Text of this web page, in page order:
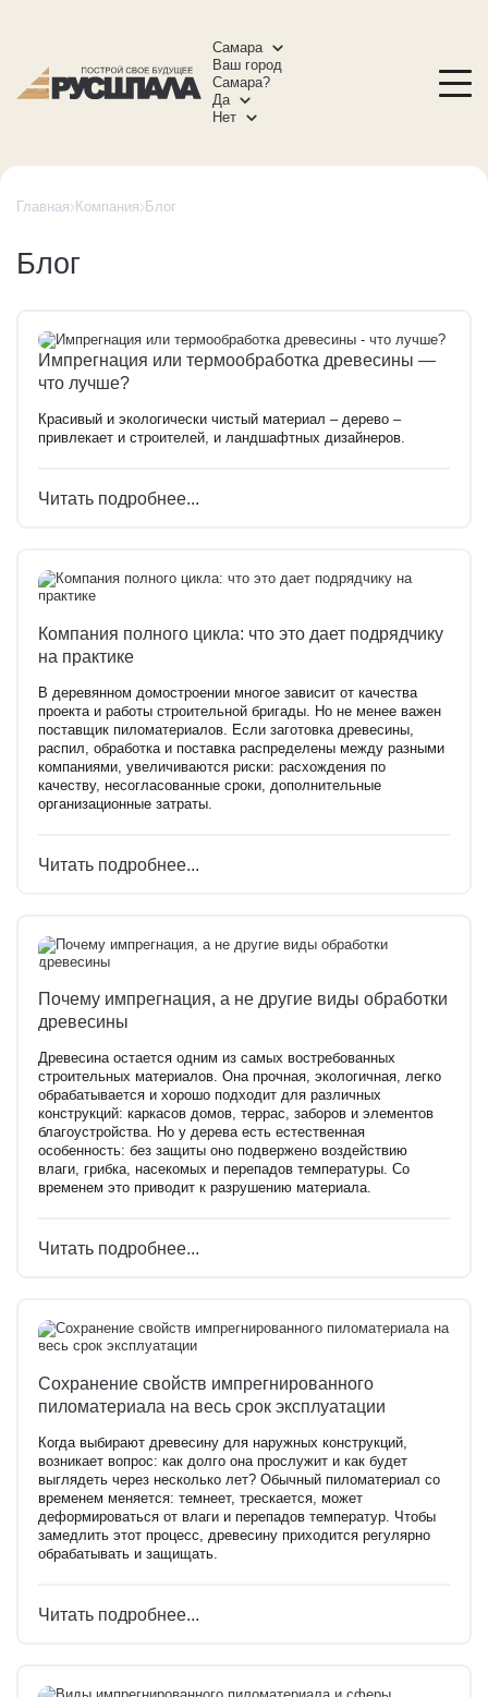
Самара
Ваш город
Самара?
Да
Нет
Главная Компания Блог
Блог
Импрегнация или термообработка древесины —
что лучше?
Красивый и экологически чистый материал – дерево –
привлекает и строителей, и ландшафтных дизайнеров.
Читать подробнее...
Компания полного цикла: что это дает подрядчику
на практике
В деревянном домостроении многое зависит от качества
проекта и работы строительной бригады. Но не менее важен
поставщик пиломатериалов. Если заготовка древесины,
распил, обработка и поставка распределены между разными
компаниями, увеличиваются риски: расхождения по
качеству, несогласованные сроки, дополнительные
организационные затраты.
Читать подробнее...
Почему импрегнация, а не другие виды обработки
древесины
Древесина остается одним из самых востребованных
строительных материалов. Она прочная, экологичная, легко
обрабатывается и хорошо подходит для различных
конструкций: каркасов домов, террас, заборов и элементов
благоустройства. Но у дерева есть естественная
особенность: без защиты оно подвержено воздействию
влаги, грибка, насекомых и перепадов температуры. Со
временем это приводит к разрушению материала.
Читать подробнее...
Сохранение свойств импрегнированного
пиломатериала на весь срок эксплуатации
Когда выбирают древесину для наружных конструкций,
возникает вопрос: как долго она прослужит и как будет
выглядеть через несколько лет? Обычный пиломатериал со
временем меняется: темнеет, трескается, может
деформироваться от влаги и перепадов температур. Чтобы
замедлить этот процесс, древесину приходится регулярно
обрабатывать и защищать.
Читать подробнее...